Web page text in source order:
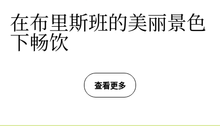
在布里斯班的美丽景色
下畅饮
查看更多